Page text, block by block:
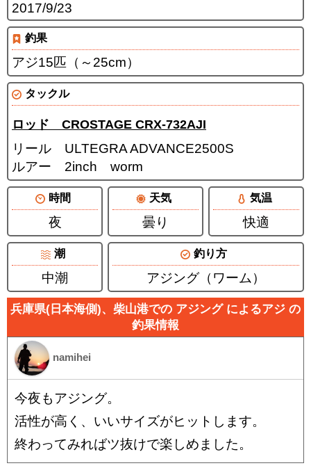
2017/9/23
釣果
アジ15匹（～25cm）
タックル
ロッド CROSTAGE CRX-732AJI
リール ULTEGRA ADVANCE2500S
ルアー 2inch worm
時間
夜
天気
曇り
気温
快適
潮
中潮
釣り方
アジング（ワーム）
兵庫県(日本海側)、柴山港での アジング によるアジ の
釣果情報
namihei
今夜もアジング。
活性が高く、いいサイズがヒットします。
終わってみればツ抜けで楽しめました。